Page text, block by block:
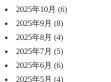
2025年10月 (6)
2025年9月 (8)
2025年8月 (4)
2025年7月 (5)
2025年6月 (6)
2025年5月 (4)